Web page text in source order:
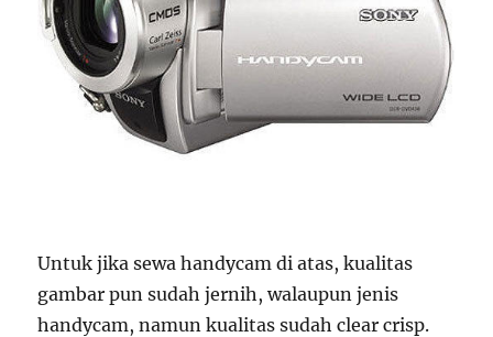
Untuk jika sewa handycam di atas, kualitas
gambar pun sudah jernih, walaupun jenis
handycam, namun kualitas sudah clear crisp.